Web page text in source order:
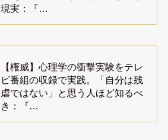
現実：『…
【権威】心理学の衝撃実験をテレ
ビ番組の収録で実践。「自分は残
虐ではない」と思う人ほど知るべ
き：『…